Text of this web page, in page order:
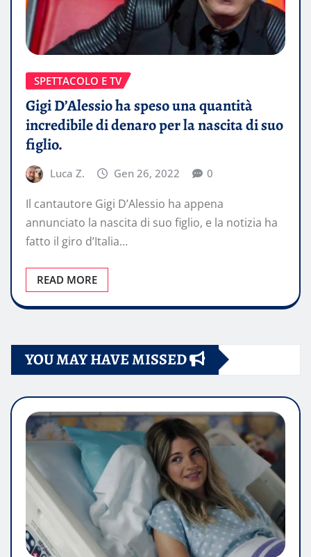
SPETTACOLO E TV
Gigi D’Alessio ha speso una quantità
incredibile di denaro per la nascita di suo
figlio.
Luca Z. Gen 26, 2022 0
Il cantautore Gigi D’Alessio ha appena
annunciato la nascita di suo figlio, e la notizia ha
fatto il giro d’Italia…
READ MORE
YOU MAY HAVE MISSED